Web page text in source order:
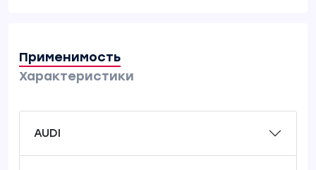
Применимость
Характеристики
AUDI